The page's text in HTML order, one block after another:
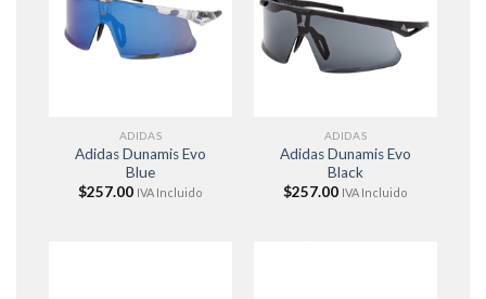
ADIDAS
Adidas Dunamis Evo
Blue
$257.00 IVA Incluido
ADIDAS
Adidas Dunamis Evo
Black
$257.00 IVA Incluido